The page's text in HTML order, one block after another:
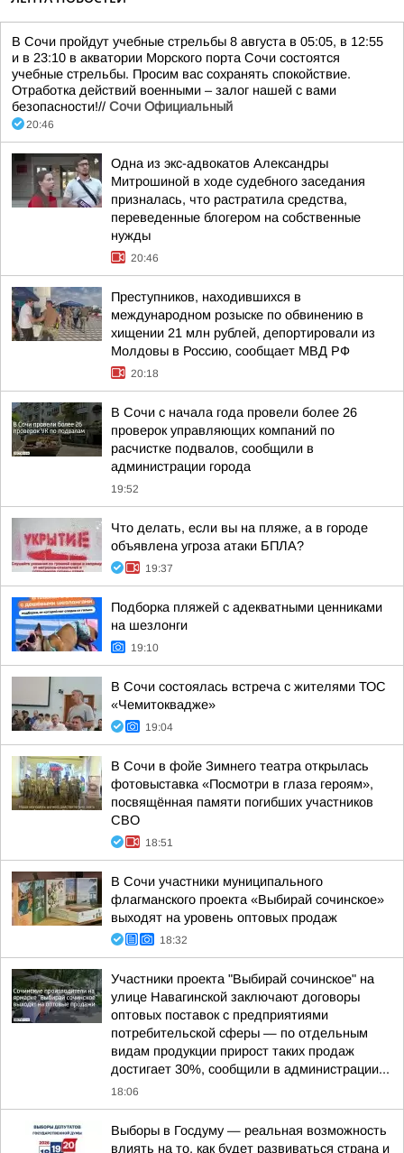
В Сочи пройдут учебные стрельбы 8 августа в 05:05, в 12:55
и в 23:10 в акватории Морского порта Сочи состоятся
учебные стрельбы. Просим вас сохранять спокойствие.
Отработка действий военными – залог нашей с вами
безопасности!// Сочи Официальный
20:46
Одна из экс-адвокатов Александры
Митрошиной в ходе судебного заседания
призналась, что растратила средства,
переведенные блогером на собственные
нужды
20:46
Преступников, находившихся в
международном розыске по обвинению в
хищении 21 млн рублей, депортировали из
Молдовы в Россию, сообщает МВД РФ
20:18
В Сочи с начала года провели более 26
проверок управляющих компаний по
расчистке подвалов, сообщили в
администрации города
19:52
Что делать, если вы на пляже, а в городе
объявлена угроза атаки БПЛА?
19:37
Подборка пляжей с адекватными ценниками
на шезлонги
19:10
В Сочи состоялась встреча с жителями ТОС
«Чемитоквадже»
19:04
В Сочи в фойе Зимнего театра открылась
фотовыставка «Посмотри в глаза героям»,
посвящённая памяти погибших участников
СВО
18:51
В Сочи участники муниципального
флагманского проекта «Выбирай сочинское»
выходят на уровень оптовых продаж
18:32
Участники проекта "Выбирай сочинское" на
улице Навагинской заключают договоры
оптовых поставок с предприятиями
потребительской сферы — по отдельным
видам продукции прирост таких продаж
достигает 30%, сообщили в администрации...
18:06
Выборы в Госдуму — реальная возможность
влиять на то, как будет развиваться страна и